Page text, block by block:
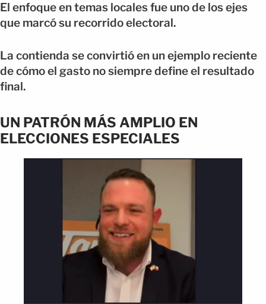
El enfoque en temas locales fue uno de los ejes
que marcó su recorrido electoral.
La contienda se convirtió en un ejemplo reciente
de cómo el gasto no siempre define el resultado
final.
UN PATRÓN MÁS AMPLIO EN
ELECCIONES ESPECIALES